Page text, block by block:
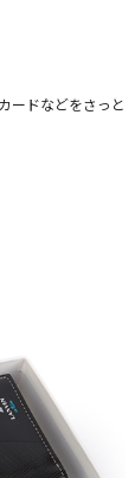
ードなどをさっと